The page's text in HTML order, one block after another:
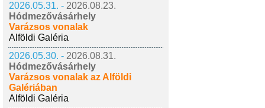
2026.05.31. - 2026.08.23.
Hódmezővásárhely
Varázsos vonalak
Alföldi Galéria
2026.05.30. - 2026.08.31.
Hódmezővásárhely
Varázsos vonalak az Alföldi
Galériában
Alföldi Galéria